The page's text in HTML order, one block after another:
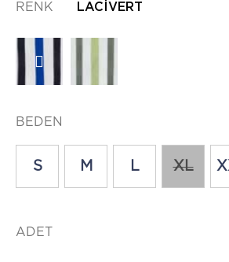
RENK LACIVERT
BEDEN
S M L XL
ADET